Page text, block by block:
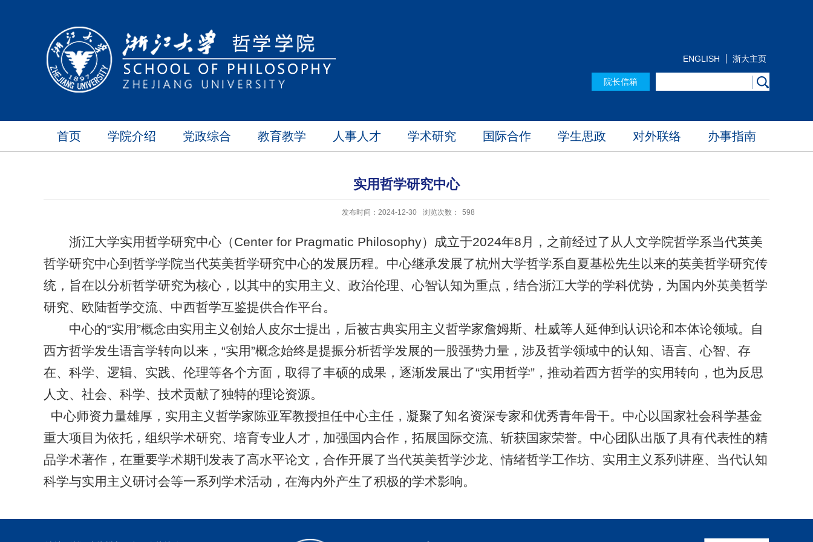
ENGLISH 浙大主页
院长信箱
首页 学院介绍 党政综合 教育教学 人事人才 学术研究 国际合作 学生思政 对外联络 办事指南
实用哲学研究中心
发布时间：2024-12-30 浏览次数： 598
浙江大学实用哲学研究中心（Center for Pragmatic Philosophy）成立于2024年8月，之前经过了从人文学院哲学系当代英美
哲学研究中心到哲学学院当代英美哲学研究中心的发展历程。中心继承发展了杭州大学哲学系自夏基松先生以来的英美哲学研究传
统，旨在以分析哲学研究为核心，以其中的实用主义、政治伦理、心智认知为重点，结合浙江大学的学科优势，为国内外英美哲学
研究、欧陆哲学交流、中西哲学互鉴提供合作平台。
中心的“实用”概念由实用主义创始人皮尔士提出，后被古典实用主义哲学家詹姆斯、杜威等人延伸到认识论和本体论领域。自
西方哲学发生语言学转向以来，“实用”概念始终是提振分析哲学发展的一股强势力量，涉及哲学领域中的认知、语言、心智、存
在、科学、逻辑、实践、伦理等各个方面，取得了丰硕的成果，逐渐发展出了“实用哲学”，推动着西方哲学的实用转向，也为反思
人文、社会、科学、技术贡献了独特的理论资源。
中心师资力量雄厚，实用主义哲学家陈亚军教授担任中心主任，凝聚了知名资深专家和优秀青年骨干。中心以国家社会科学基金
重大项目为依托，组织学术研究、培育专业人才，加强国内合作，拓展国际交流、斩获国家荣誉。中心团队出版了具有代表性的精
品学术著作，在重要学术期刊发表了高水平论文，合作开展了当代英美哲学沙龙、情绪哲学工作坊、实用主义系列讲座、当代认知
科学与实用主义研讨会等一系列学术活动，在海内外产生了积极的学术影响。